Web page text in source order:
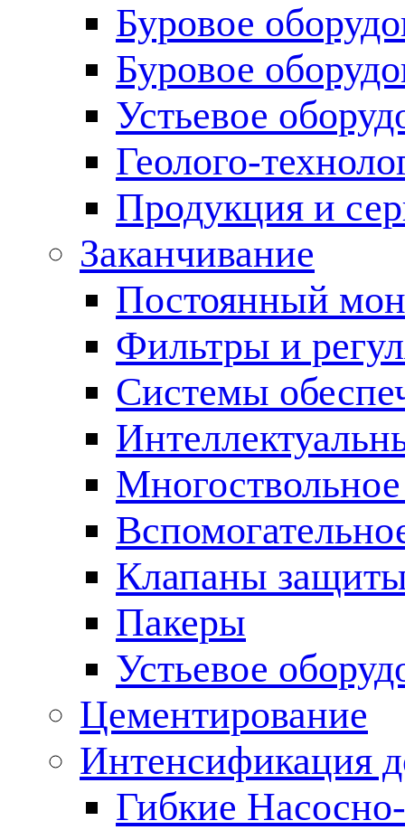
Буровое
Буровое
Устьевое
Геолого-
Продукция и
Заканчивание
Постоянный
Фильтры и
Cистемы
Клапаны
Пакеры
Устьевое
Цементирование
Интенсификация
Гибкие